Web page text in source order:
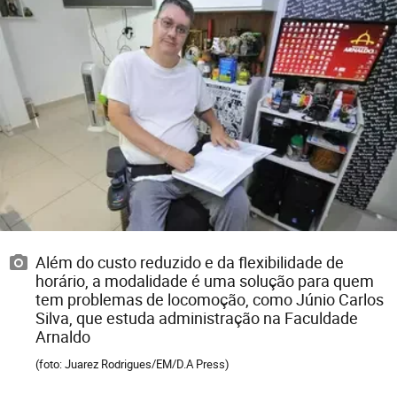
Além do custo reduzido e da flexibilidade de
horário, a modalidade é uma solução para quem
tem problemas de locomoção, como Júnio Carlos
Silva, que estuda administração na Faculdade
Arnaldo
(foto: Juarez Rodrigues/EM/D.A Press)